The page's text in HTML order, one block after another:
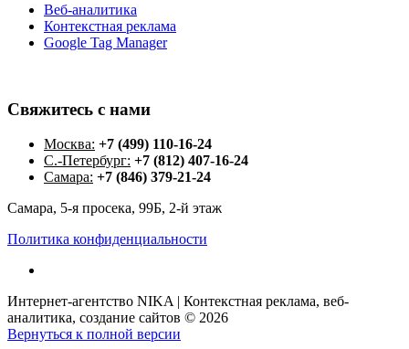
Веб-аналитика
Контекстная реклама
Google Tag Manager
Свяжитесь с нами
Москва: +7 (499) 110-16-24
С.-Петербург: +7 (812) 407-16-24
Самара: +7 (846) 379-21-24
Самара, 5-я просека, 99Б, 2-й этаж
Политика конфиденциальности
Интернет-агентство NIKA | Контекстная реклама, веб-
аналитика, создание сайтов © 2026
Вернуться к полной версии